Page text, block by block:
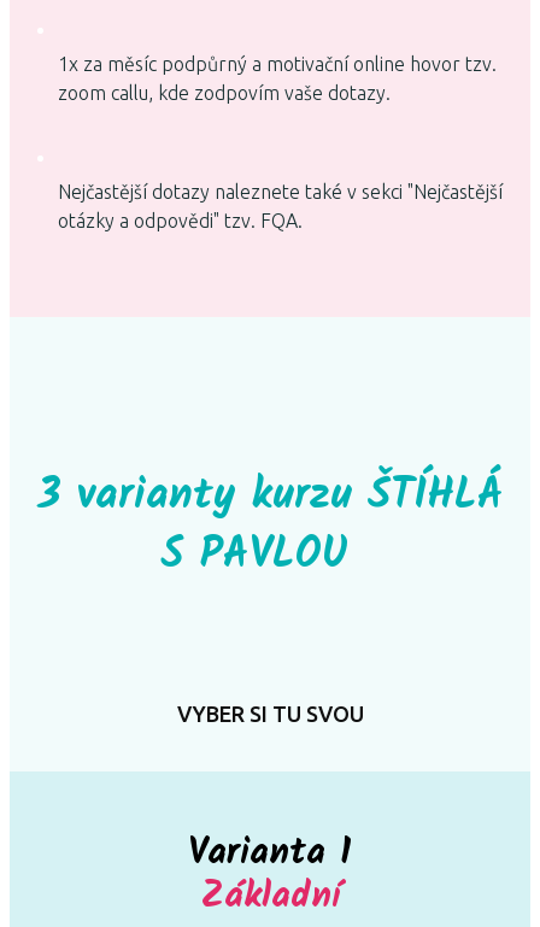
1x za měsíc podpůrný a motivační online hovor tzv.
zoom callu, kde zodpovím vaše dotazy.
Nejčastější dotazy naleznete také v sekci "Nejčastější
otázky a odpovědi" tzv. FQA.
3 varianty kurzu ŠTÍHLÁ
S PAVLOU
VYBER SI TU SVOU
Varianta 1
Základní